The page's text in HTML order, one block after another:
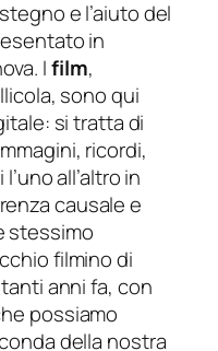
e l’aiuto del
in
Ifilm,
sono qui
si tratta di
ricordi,
all’altro in
causale e
stessimo
filmino di
anni fa, con
possiamo
della nostra